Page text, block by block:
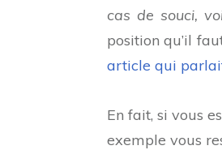
cas de souci,
position qu’il
article qui
En fait, si vous
exemple vous